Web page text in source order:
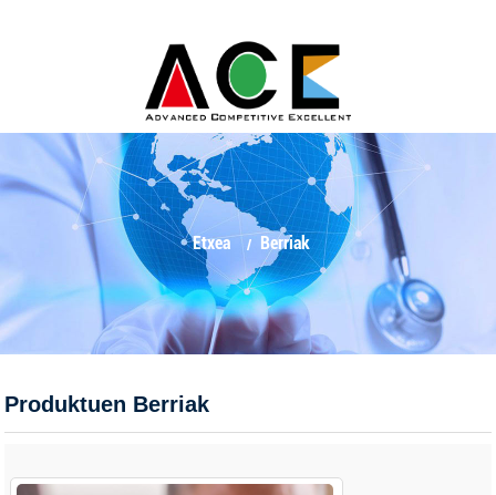
Etxea Berriak
Produktuen Berriak